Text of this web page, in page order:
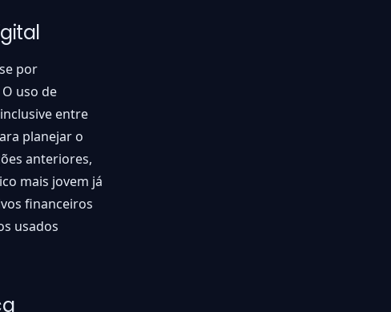
por
uso de
entre
planejar o
anteriores,
mais jovem já
financeiros
usados